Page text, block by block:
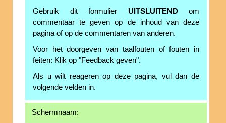
Gebruik dit formulier UITSLUITENDom
commentaar te geven op de inhoud van deze
pagina of op de commentaren van anderen.
Voor het doorgeven van taalfouten of fouten in
feiten: Klik op "Feedback geven".
Als u wilt reageren op deze pagina, vul dan de
volgende velden in.
Schermnaam: